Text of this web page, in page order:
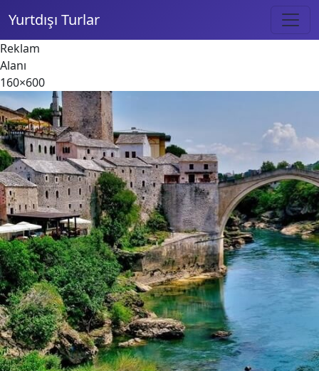
Yurtdışı Turlar
Reklam
Alanı
160×600